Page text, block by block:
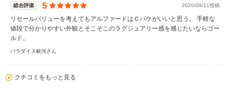
総合評価 5 2020/09/11投稿
リセールバリューを考えてもアルファードはＣパケがいいと思う。 手軽な
値段で分かりやすい外観とそこそこのラグジュアリー感を感じたいならゴー
ルド。
パラダイス銀河さん
クチコミをもっと見る